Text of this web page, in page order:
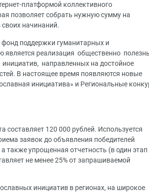
платформой коллективного
позволяет собрать нужную сумму на
начинаний.
поддержки гуманитарных и
является реализация общественно
направленных на достойное
В настоящее время появляются новые
инициатива» и Региональные
120 000 рублей. Используется
заявок до объявления победителей
также упрощенная отчетность (в один этап
не менее 25% от запрашиваемой
инициатив в регионах, на широкое